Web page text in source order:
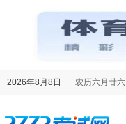
2026年8月8日 农历六月廿六